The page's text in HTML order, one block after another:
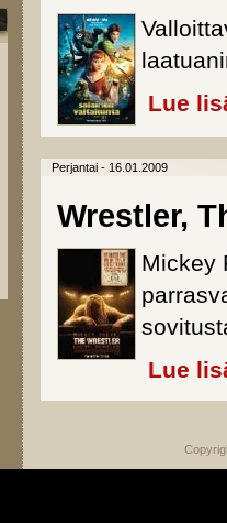
Lue
Perjantai - 16.01.2009
Wrestler,
Mickey
Lue